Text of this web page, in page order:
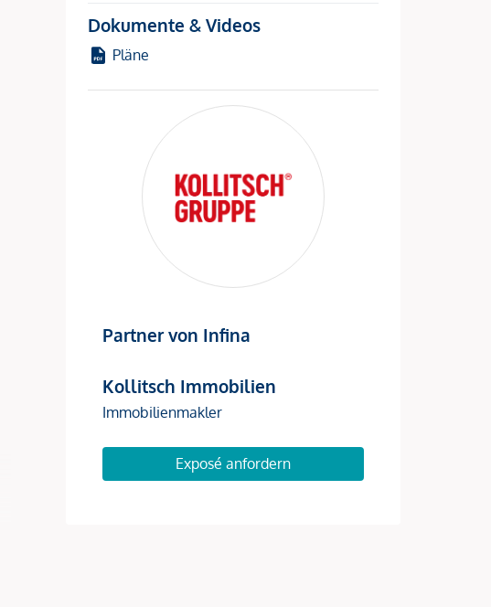
Dokumente & Videos
Pläne
Partner von Infina
Kollitsch Immobilien
Immobilienmakler
Exposé anfordern